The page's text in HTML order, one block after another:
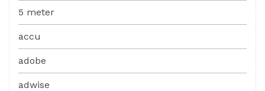
5 meter
accu
adobe
adwise